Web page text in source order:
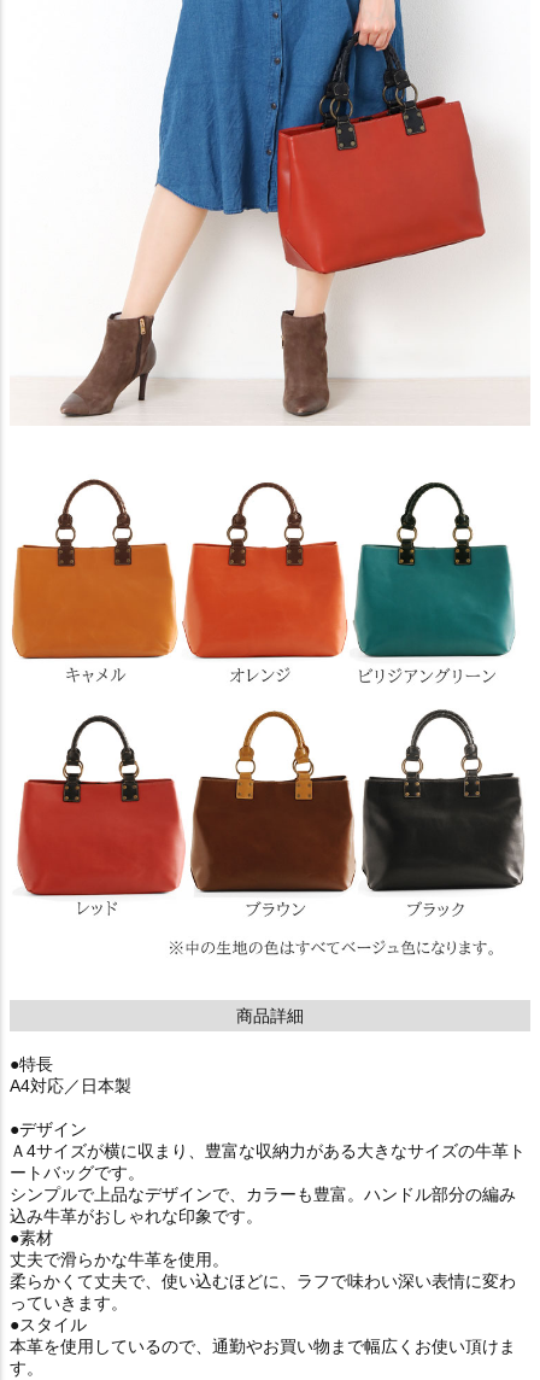
商品詳細
●特長
A4対応／日本製
●デザイン
Ａ4サイズが横に収まり、豊富な収納力がある大きなサイズの牛革ト
ートバッグです。
シンプルで上品なデザインで、カラーも豊富。ハンドル部分の編み
込み牛革がおしゃれな印象です。
●素材
丈夫で滑らかな牛革を使用。
柔らかくて丈夫で、使い込むほどに、ラフで味わい深い表情に変わ
っていきます。
●スタイル
本革を使用しているので、通勤やお買い物まで幅広くお使い頂けま
す。